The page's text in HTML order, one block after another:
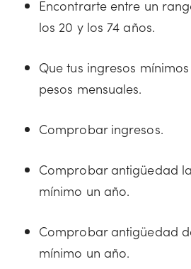
Encontrarte entre un
los 20 y los 74 años.
Que tus ingresos
pesos mensuales.
Comprobar ingresos.
Comprobar antigüedad
mínimo un año.
Comprobar antigüedad
mínimo un año.